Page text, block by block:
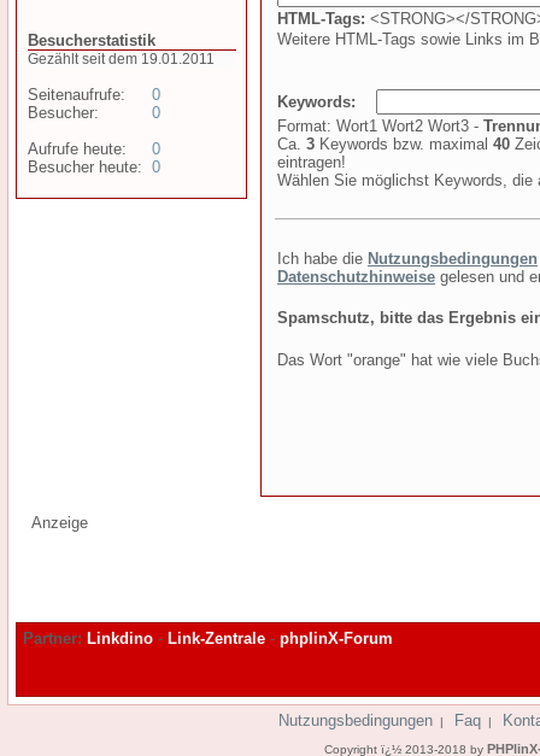
Besucherstatistik
Gezählt seit dem 19.01.2011
Seitenaufrufe:
Besucher:
Aufrufe heute:
Besucher heute:
0
0
0
0
HTML-Tags: <STRONG></
Weitere HTML-Tags sowie Links im
Keywords:
Format: Wort1 Wort2 Wort3 -
Ca. 3 Keywords bzw. maximal 40
eintragen!
Wählen Sie möglichst Keywords,
Ich habe die Nutzungsbedingungen
Datenschutzhinweise gelesen und
Spamschutz, bitte das Ergebnis
Das Wort "orange" hat wie viele
Anzeige
Partner: Linkdino - Link-Zentrale - phplinX-Forum
Nutzungsbedingungen | Faq |
Copyright ï¿½ 2013-2018 by